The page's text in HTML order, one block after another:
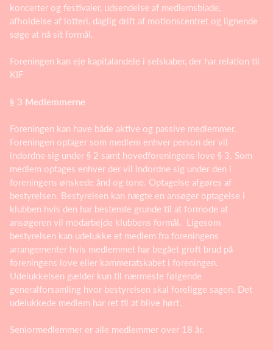
koncerter og festivaler, udsendelse af medlemsblade,
afholdelse af lotteri, daglig drift af motionscentret og lignende
søge at nå sit formål.
Foreningen kan eje kapitalandele i selskaber, der har relation til
KIF
§ 3 Medlemmerne
Foreningen kan have både aktive og passive medlemmer.
Foreningen optager som medlem enhver person der vil
indordne sig under § 2 samt hovedforeningens love § 3. Som
medlem optages enhver der vil indordne sig under den i
foreningens ønskede ånd og tone. Optagelse afgøres af
bestyrelsen. Bestyrelsen kan nægte en ansøger optagelse i
klubben hvis den har bestemte grunde til at formode at
ansøgeren vil modarbejde klubbens formål. Ligesom
bestyrelsen kan udelukke et medlem fra foreningens
arrangementer hvis medlemmet har begået groft brud på
foreningens love eller kammeratskabet i foreningen.
Udelukkelsen gælder kun til nærmeste følgende
generalforsamling hvor bestyrelsen skal foreligge sagen. Det
udelukkede medlem har ret til at blive hørt.
Seniormedlemmer er alle medlemmer over 18 år.